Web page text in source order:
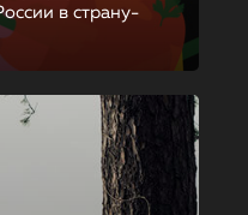
в страну-